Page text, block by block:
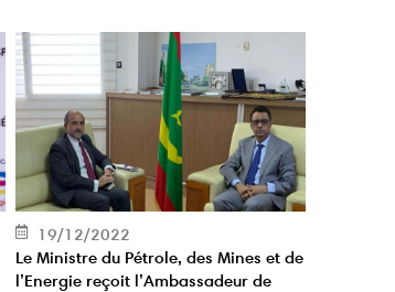
19/12/2022
Le Ministre du Pétrole, des Mines et de
l’Energie reçoit l’Ambassadeur de